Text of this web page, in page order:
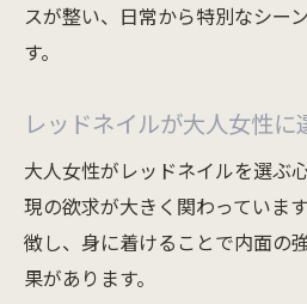
ネイルで大人可愛い
ル術
アンティークレッド
方法とは
風水視点で選ぶレッ
ザイン
スが整い、日常から特別なシー
す。
レッドネイルが大人女性
大人女性がレッドネイルを選ぶ
現の欲求が大きく関わっていま
徴し、身に着けることで内面の
果があります。